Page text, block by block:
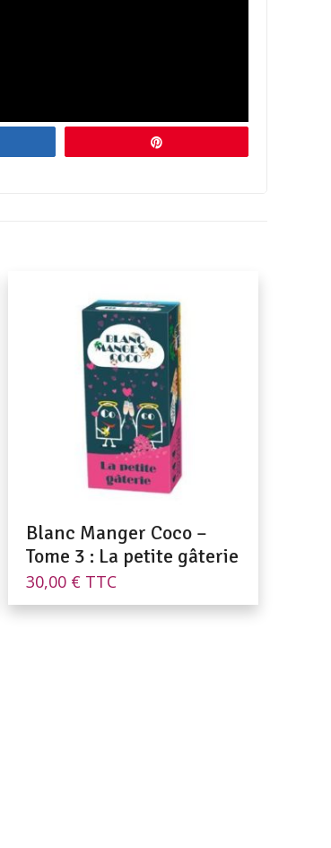
Blanc Manger Coco –
Tome 3 : La petite gâterie
30,00 € TTC